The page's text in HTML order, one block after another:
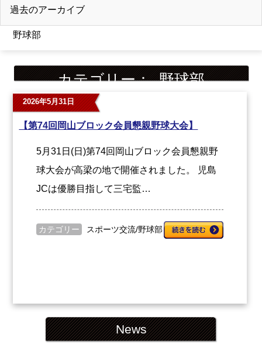
過去のアーカイブ
野球部
カテゴリー： 野球部
2026年5月31日
【第74回岡山ブロック会員懇親野球大会】
5月31日(日)第74回岡山ブロック会員懇親野
球大会が高梁の地で開催されました。 児島
JCは優勝目指して三宅監…
カテゴリー スポーツ交流/野球部
News